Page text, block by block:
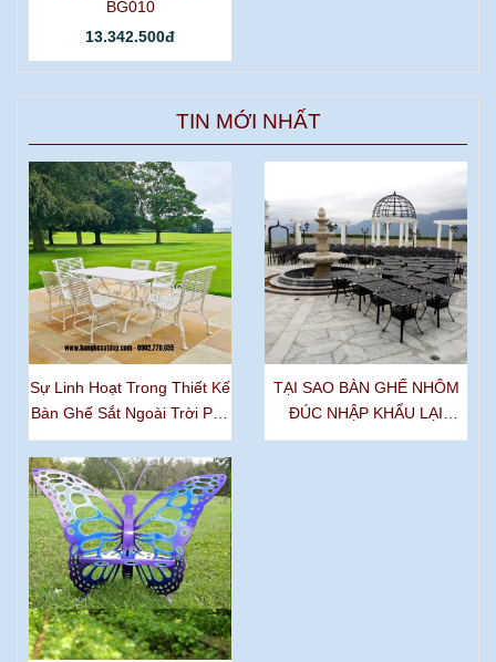
BG010
13.342.500đ
TIN MỚI NHẤT
Sự Linh Hoạt Trong Thiết Kế
Bàn Ghế Sắt Ngoài Trời Phù
Hợp Với Mọi Phong Cách
Kiến Trúc
TẠI SAO BÀN GHẾ NHÔM
ĐÚC NHẬP KHẨU LẠI
ĐƯỢC YÊU THÍCH NHẤT